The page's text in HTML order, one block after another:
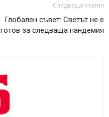
Следваща статия
Глобален съвет: Светът не е
готов за следваща пандемия